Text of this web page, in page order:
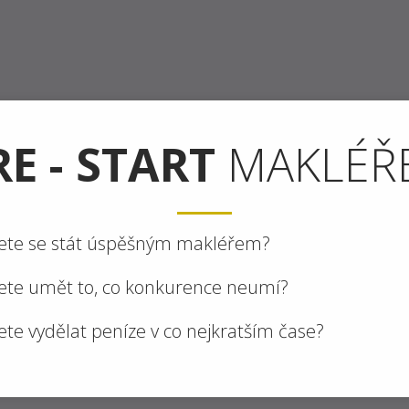
- START
se stát úspěšným makléřem?
umět to, co konkurence neumí?
vydělat peníze v co nejkratším čase?